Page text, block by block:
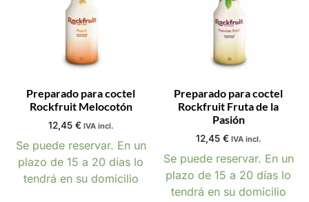
Preparado para coctel
Rockfruit Melocotón
12,45 € IVA incl.
Se puede reservar. En un
plazo de 15 a 20 días lo
tendrá en su domicilio
Preparado para coctel
Rockfruit Fruta de la
Pasión
12,45 € IVA incl.
Se puede reservar. En un
plazo de 15 a 20 días lo
tendrá en su domicilio